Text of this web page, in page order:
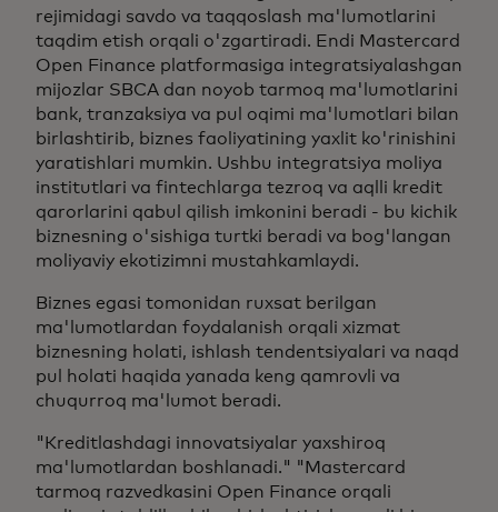
rejimidagi savdo va taqqoslash ma'lumotlarini
taqdim etish orqali o'zgartiradi. Endi Mastercard
Open Finance platformasiga integratsiyalashgan
mijozlar SBCA dan noyob tarmoq ma'lumotlarini
bank, tranzaksiya va pul oqimi ma'lumotlari bilan
birlashtirib, biznes faoliyatining yaxlit ko'rinishini
yaratishlari mumkin. Ushbu integratsiya moliya
institutlari va fintechlarga tezroq va aqlli kredit
qarorlarini qabul qilish imkonini beradi - bu kichik
biznesning o'sishiga turtki beradi va bog'langan
moliyaviy ekotizimni mustahkamlaydi.
Biznes egasi tomonidan ruxsat berilgan
ma'lumotlardan foydalanish orqali xizmat
biznesning holati, ishlash tendentsiyalari va naqd
pul holati haqida yanada keng qamrovli va
chuqurroq ma'lumot beradi.
"Kreditlashdagi innovatsiyalar yaxshiroq
ma'lumotlardan boshlanadi." "Mastercard
tarmoq razvedkasini Open Finance orqali